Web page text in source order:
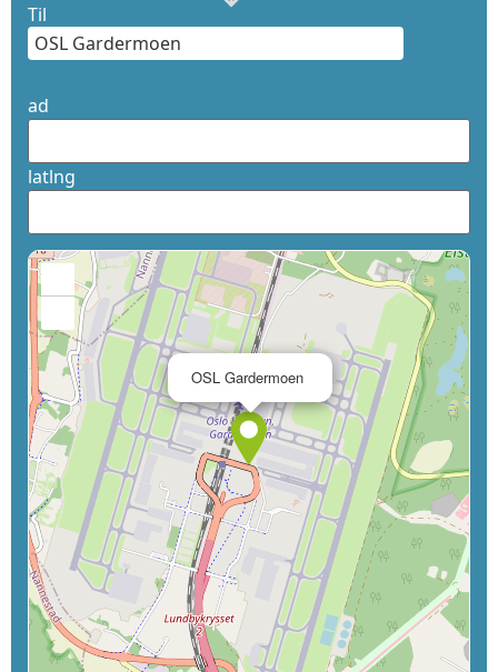
Til
ad
latlng
OSL Gardermoen